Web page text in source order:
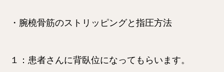
・腕橈骨筋のストリッピングと指圧方法
１：患者さんに背臥位になってもらいます。